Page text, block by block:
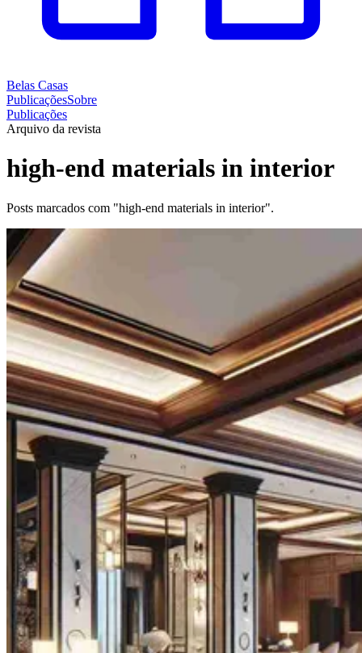
Belas Casas
PublicaçõesSobre
Publicações
Arquivo da revista
high-end materials in interior
Posts marcados com "high-end materials in interior".